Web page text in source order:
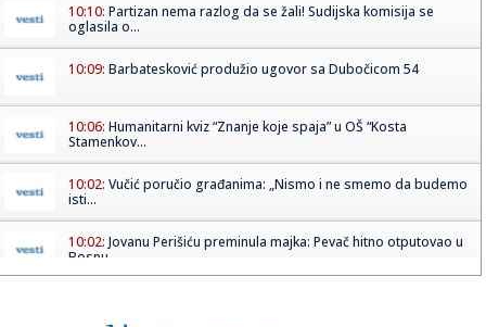
10:10: Partizan nema razlog da se žali! Sudijska komisija se
oglasila o...
10:09: Barbatesković produžio ugovor sa Dubočicom 54
10:06: Humanitarni kviz “Znanje koje spaja” u OŠ “Kosta
Stamenkov...
10:02: Vučić poručio građanima: „Nismo i ne smemo da budemo
isti...
10:02: Jovanu Perišiću preminula majka: Pevač hitno otputovao u
Bosnu